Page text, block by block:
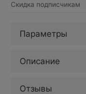
Скидка подписчикам
Параметры
Описание
Отзывы